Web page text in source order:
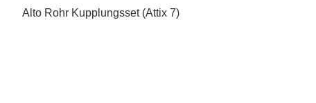
Alto Rohr Kupplungsset (Attix 7)